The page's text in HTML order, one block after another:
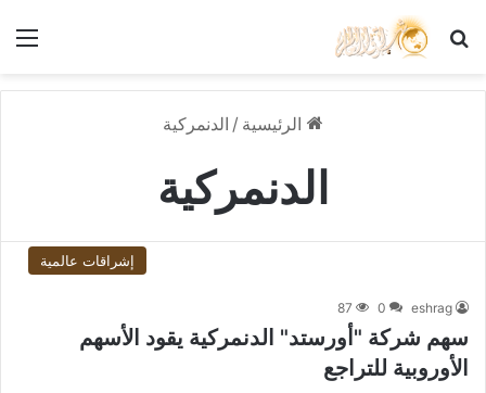
بحث عن
الرئيسية / الدنمركية
الدنمركية
إشراقات عالمية
eshrag
0
87
سهم شركة "أورستد" الدنمركية يقود الأسهم
الأوروبية للتراجع